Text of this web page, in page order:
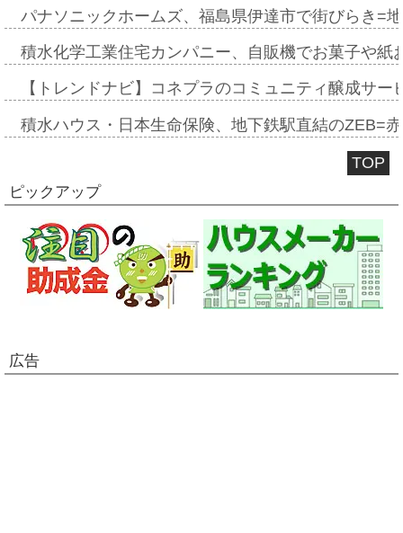
パナソニックホームズ、福島県伊達市で街びらき=
積水化学工業住宅カンパニー、自販機でお菓子や
【トレンドナビ】コネプラのコミュニティ醸成サ
積水ハウス・日本生命保険、地下鉄駅直結のZEB=
TOP
ピックアップ
広告